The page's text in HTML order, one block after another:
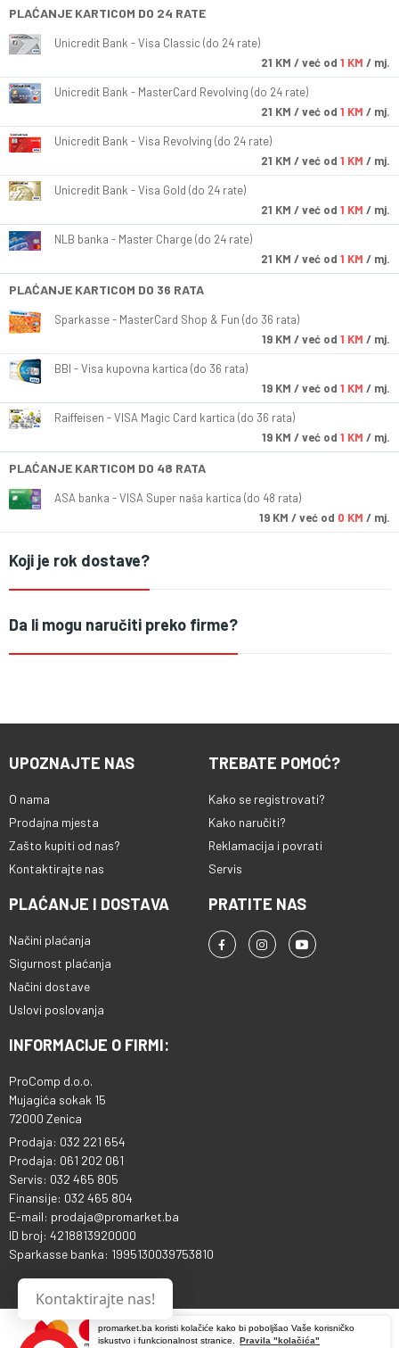
promarket.ba koristi kolačiće kako bi poboljšao Vaše korisničko
iskustvo i funkcionalnost stranice.
Pravila "kolačića"
PLAĆANJE KARTICOM DO 24 RATE
Unicredit Bank - Visa Classic (do 24 rate)
21 KM / već od 1 KM / mj.
Unicredit Bank - MasterCard Revolving (do 24 rate)
21 KM / već od 1 KM / mj.
Unicredit Bank - Visa Revolving (do 24 rate)
21 KM / već od 1 KM / mj.
Unicredit Bank - Visa Gold (do 24 rate)
21 KM / već od 1 KM / mj.
NLB banka - Master Charge (do 24 rate)
21 KM / već od 1 KM / mj.
PLAĆANJE KARTICOM DO 36 RATA
Sparkasse - MasterCard Shop & Fun (do 36 rata)
19 KM / već od 1 KM / mj.
BBI - Visa kupovna kartica (do 36 rata)
19 KM / već od 1 KM / mj.
Raiffeisen - VISA Magic Card kartica (do 36 rata)
19 KM / već od 1 KM / mj.
PLAĆANJE KARTICOM DO 48 RATA
ASA banka - VISA Super naša kartica (do 48 rata)
19 KM / već od 0 KM / mj.
Koji je rok dostave?
Da li mogu naručiti preko firme?
UPOZNAJTE NAS
O nama
Prodajna mjesta
Zašto kupiti od nas?
Kontaktirajte nas
TREBATE POMOĆ?
Kako se registrovati?
Kako naručiti?
Reklamacija i povrati
Servis
PLAĆANJE I DOSTAVA
Načini plaćanja
Sigurnost plaćanja
Načini dostave
Uslovi poslovanja
PRATITE NAS
INFORMACIJE O FIRMI:
ProComp d.o.o.
Mujagića sokak 15
72000 Zenica
Prodaja: 032 221 654
Prodaja: 061 202 061
Servis: 032 465 805
Finansije: 032 465 804
E-mail: prodaja@promarket.ba
ID broj: 4218813920000
Sparkasse banka: 1995130039753810
Kontaktirajte nas!